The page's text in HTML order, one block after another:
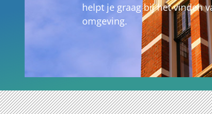
helpt je graag bij het vinden
omgeving.